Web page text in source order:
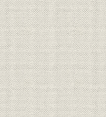
度~昭和45年度)
の展開
の強化